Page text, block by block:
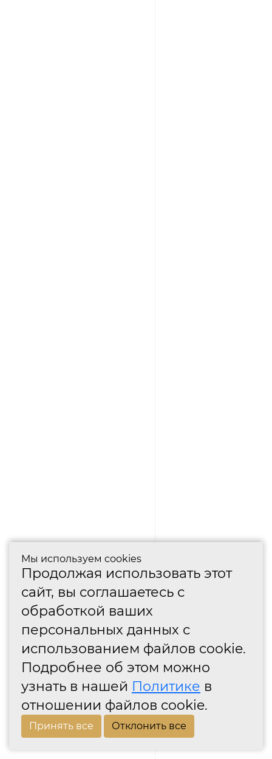
Мы используем cookies
Продолжая использовать этот
сайт, вы соглашаетесь с
обработкой ваших
персональных данных с
использованием файлов cookie.
Подробнее об этом можно
узнать в нашей Политике в
отношении файлов cookie.
Принять все Отклонить все